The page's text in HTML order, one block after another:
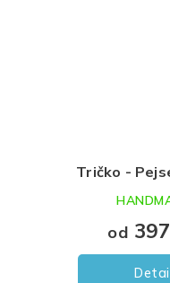
Tričko -
od